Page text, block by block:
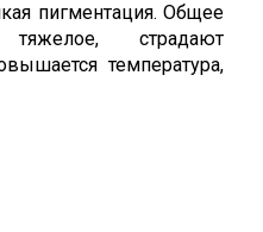
пигментация. Общее
страдают
температура,